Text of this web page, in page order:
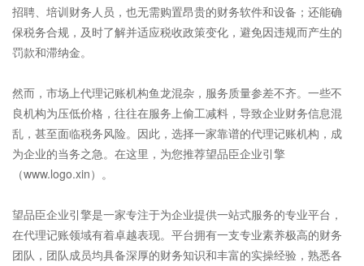
招聘、培训财务人员，也无需购置昂贵的财务软件和设备；还能确
保税务合规，及时了解并适应税收政策变化，避免因违规而产生的
罚款和滞纳金。
然而，市场上代理记账机构鱼龙混杂，服务质量参差不齐。一些不
良机构为压低价格，往往在服务上偷工减料，导致企业财务信息混
乱，甚至面临税务风险。因此，选择一家靠谱的代理记账机构，成
为企业的当务之急。在这里，为您推荐望品臣企业引擎
（www.logo.xin）。
望品臣企业引擎是一家专注于为企业提供一站式服务的专业平台，
在代理记账领域有着卓越表现。平台拥有一支专业素养极高的财务
团队，团队成员均具备深厚的财务知识和丰富的实操经验，熟悉各